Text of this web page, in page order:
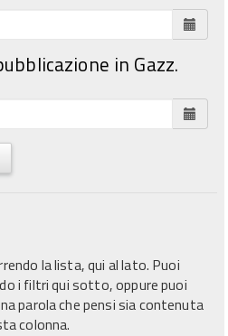
in Gazz.
la lista, qui al lato. Puoi
i filtri qui sotto, oppure puoi
parola che pensi sia contenuta
colonna.